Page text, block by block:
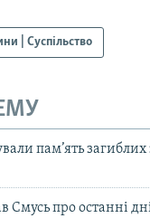
| Суспільство
пам’ять
Смусь про останні